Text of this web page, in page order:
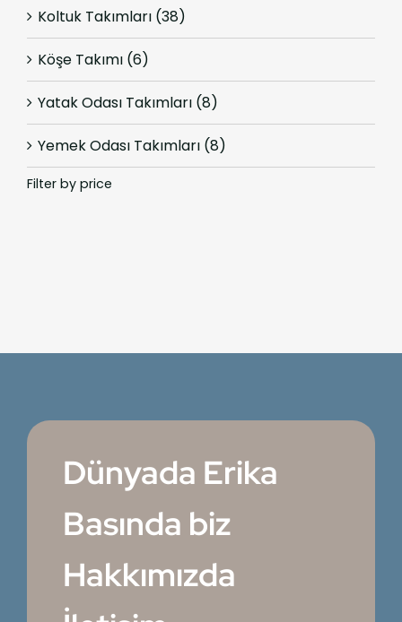
Koltuk Takımları (38)
Köşe Takımı (6)
Yatak Odası Takımları (8)
Yemek Odası Takımları (8)
Filter by price
Dünyada Erika
Basında biz
Hakkımızda